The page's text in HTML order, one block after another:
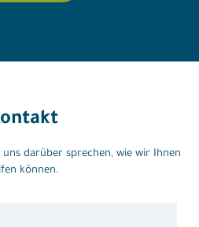
uns darüber sprechen, wie wir Ihnen
können.